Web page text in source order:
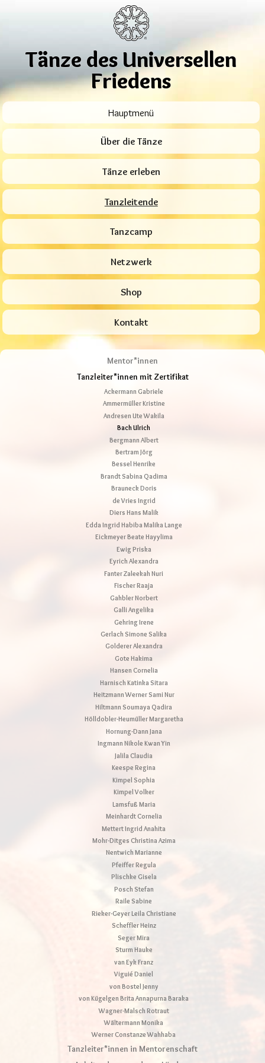
Tänze des Universellen
Friedens
Hauptmenü
Über die Tänze
Tänze erleben
Tanzleitende
Tanzcamp
Netzwerk
Shop
Kontakt
Mentor*innen
Tanzleiter*innen mit Zertifikat
Ackermann Gabriele
Ammermüller Kristine
Andresen Ute Wakila
Bach Ulrich
Bergmann Albert
Bertram Jörg
Bessel Henrike
Brandt Sabina Qadima
Brauneck Doris
de Vries Ingrid
Diers Hans Malik
Edda Ingrid Habiba Malika Lange
Eickmeyer Beate Hayylima
Ewig Priska
Eyrich Alexandra
Fanter Zaleekah Nuri
Fischer Raaja
Gahbler Norbert
Galli Angelika
Gehring Irene
Gerlach Simone Salika
Golderer Alexandra
Gote Hakima
Hansen Cornelia
Harnisch Katinka Sitara
Heitzmann Werner Sami Nur
Hiltmann Soumaya Qadira
Hölldobler-Heumüller Margaretha
Hornung-Dann Jana
Ingmann Nikole Kwan Yin
Jalila Claudia
Keespe Regina
Kimpel Sophia
Kimpel Volker
Lamsfuß Maria
Meinhardt Cornelia
Mettert Ingrid Anahita
Mohr-Ditges Christina Azima
Nentwich Marianne
Pfeiffer Regula
Plischke Gisela
Posch Stefan
Raile Sabine
Rieker-Geyer Leila Christiane
Scheffler Heinz
Seger Mira
Sturm Hauke
van Eyk Franz
Viguié Daniel
von Bostel Jenny
von Kügelgen Brita Annapurna Baraka
Wagner-Malsch Rotraut
Wältermann Monika
Werner Constanze Wahhaba
Tanzleiter*innen in Mentorenschaft